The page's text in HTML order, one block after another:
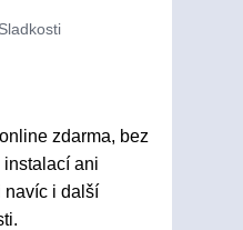
zdarma, bez
ani
navíc i další